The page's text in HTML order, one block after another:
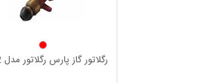
رگلاتور گاز پارس رگلاتور مدل A602